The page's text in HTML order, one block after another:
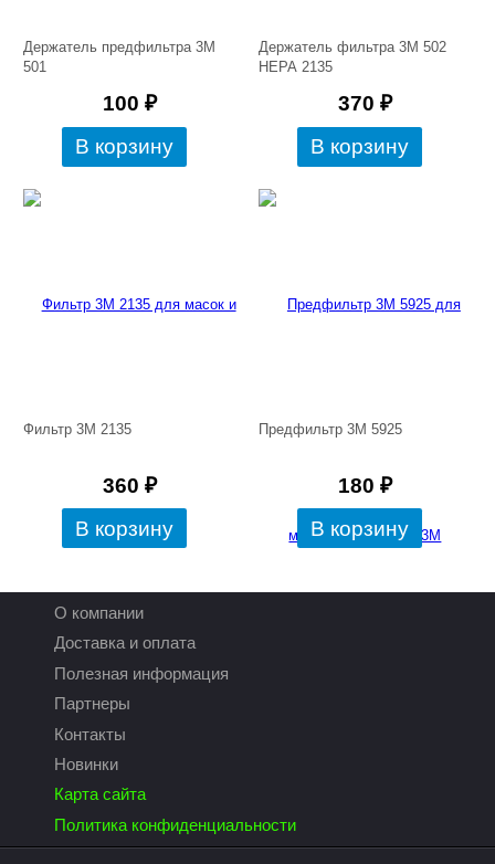
Держатель предфильтра 3М
501
100 ₽
Держатель фильтра 3М 502
НЕРА 2135
370 ₽
Фильтр 3М 2135
360 ₽
Предфильтр 3М 5925
180 ₽
О компании
Доставка и оплата
Полезная информация
Партнеры
Контакты
Новинки
Карта сайта
Политика конфиденциальности